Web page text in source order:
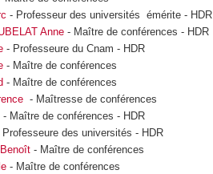
- Professeur des universités émérite - HDR
Anne- Maître de conférences - HDR
- Professeure du Cnam - HDR
- Maître de conférences
- Maître de conférences
- Maîtresse de conférences
- Maître de conférences - HDR
des universités - HDR
- Maître de conférences
- Maître de conférences